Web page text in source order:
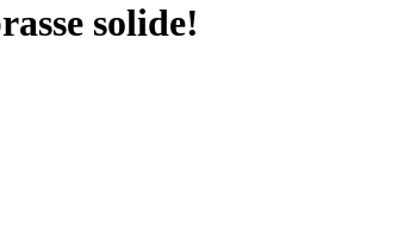
solide!